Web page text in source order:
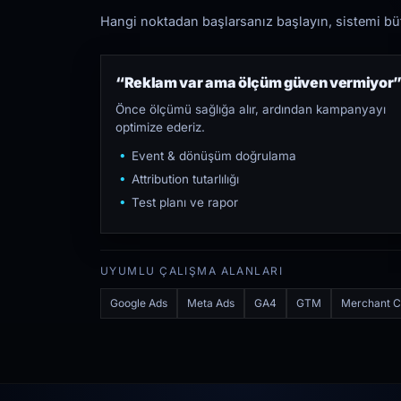
Hangi noktadan başlarsanız başlayın, sistemi
“Reklam var ama ölçüm güven
Önce ölçümü sağlığa alır, ardından kampanyayı
optimize ederiz.
Event & dönüşüm doğrulama
Attribution tutarlılığı
Test planı ve rapor
UYUMLU ÇALIŞMA ALANLARI
Google Ads Meta Ads GA4 GTM Merchant